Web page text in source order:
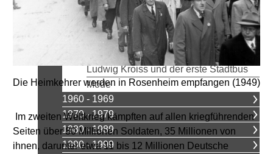
Wohnen
Georg Mühlbauer, ein
Heimkehrerschicksal
Sepp Sebald
Ludwig Kroiss und der erste Stadtbus
Mode
1960 - 1969
1970 - 1979
1980 - 1989
1990 - 1999
Die Heimkehrer werden in Rosenheim empfangen (1949)
Im zweiten Weltkrieg kämpften auf allen kriegführenden
Seiten über 80 Millionen Soldaten, 35 Millionen von
ihnen, darunter etwa 11 bis 12 Millionen Deutsche